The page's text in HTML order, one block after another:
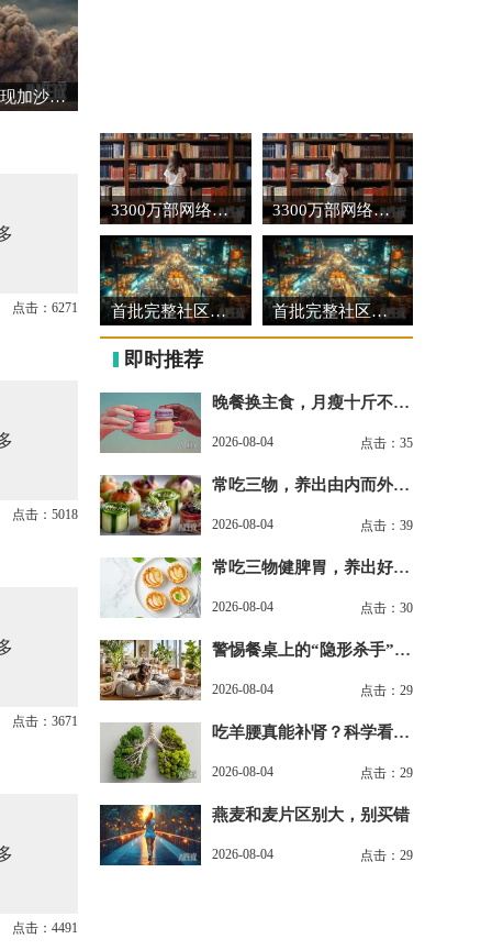
中国代表强调必须实现加沙全面持久停火
点击：6271
点击：5018
点击：3671
点击：4491
3300万部网络文学作品见证时代脉动 3300万部网络文学作品见证时代脉动
首批完整社区建设可复制经验做法清单发布 首批完整社区建设可复制经验做法清单发布
即时推荐
晚餐换主食，月瘦十斤不是
2026-08-04 点击：35
常吃三物，养出由内而外水
2026-08-04 点击：39
常吃三物健脾胃，养出好气
2026-08-04 点击：30
警惕餐桌上的“隐形杀手”：
2026-08-04 点击：29
吃羊腰真能补肾？科学看
2026-08-04 点击：29
燕麦和麦片区别大，别买错
2026-08-04 点击：29